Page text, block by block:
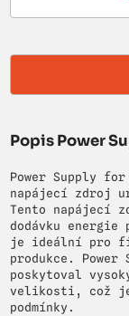
Popis Power
Power Supply
napájecí zdroj
Tento
dodávku
je ideální pro
produkce.
poskytoval
velikosti, což je
podmínky.